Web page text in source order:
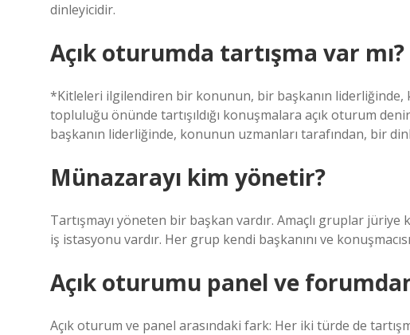
dinleyicidir.
Açık oturumda tartışma var mı?
*Kitleleri ilgilendiren bir konunun, bir başkanın liderliğinde,
topluluğu önünde tartışıldığı konuşmalara açık oturum
başkanın liderliğinde, konunun uzmanları tarafından, bir
Münazarayı kim yönetir?
Tartışmayı yöneten bir başkan vardır. Amaçlı gruplar
iş istasyonu vardır. Her grup kendi başkanını ve
Açık oturumu panel ve
Açık oturum ve panel arasındaki fark: Her iki türde de